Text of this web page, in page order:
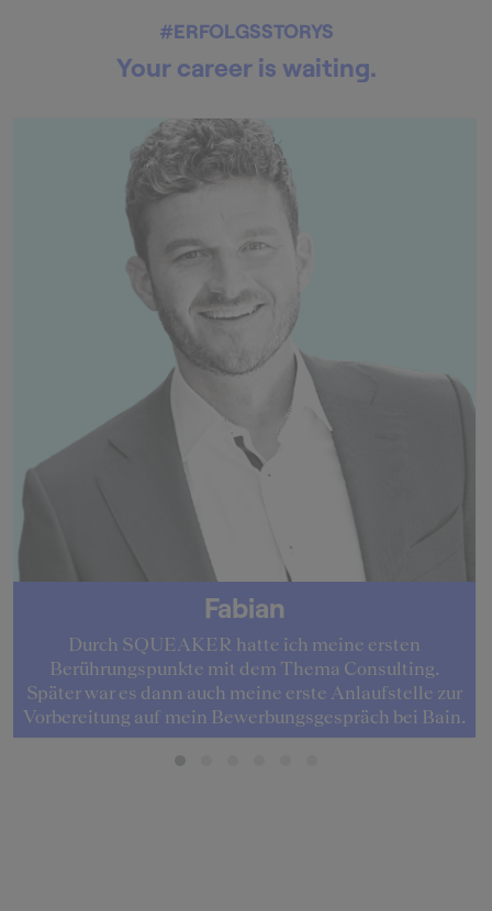
#ERFOLGSSTORYS
Your career is waiting.
Fabian
Durch SQUEAKER hatte ich meine ersten
Berührungspunkte mit dem Thema Consulting.
Später war es dann auch meine erste Anlaufstelle zur
Vorbereitung auf mein Bewerbungsgespräch bei Bain.